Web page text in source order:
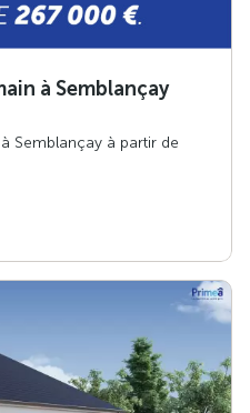
à Semblançay
Semblançay à partir de